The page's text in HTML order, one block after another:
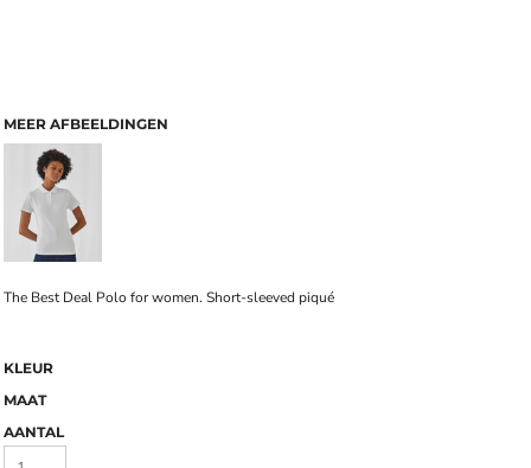
MEER AFBEELDINGEN
The Best Deal Polo for women. Short-sleeved piqué
KLEUR
MAAT
AANTAL